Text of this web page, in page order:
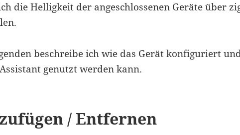
die Helligkeit der angeschlossenen Geräte über
beschreibe ich wie das Gerät konfiguriert
genutzt werden kann.
/ Entfernen